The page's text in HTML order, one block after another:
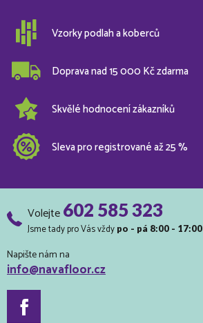
Vzorky podlah a koberců
Doprava nad 15 000 Kč zdarma
Skvělé hodnocení zákazníků
Sleva pro registrované až 25 %
Volejte602 585 323
Jsme tady pro Vás vždy po - pá 8:00 - 17:00
Napište nám na
info@navafloor.cz